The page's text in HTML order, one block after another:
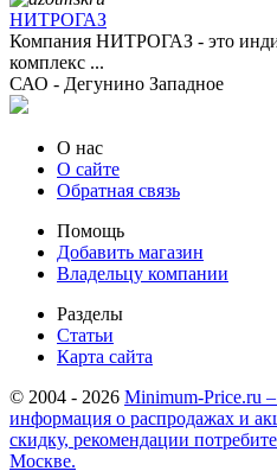
НИТРОГАЗ
Компания НИТРОГАЗ - это
комплекс ...
САО - Дегунино Западное
О нас
О сайте
Обратная связь
Помощь
Добавить магазин
Владельцу компании
Разделы
Статьи
Карта сайта
© 2004 - 2026 Minimum-Price.ru
информация о распродажах и
скидку, рекомендации
Москве.